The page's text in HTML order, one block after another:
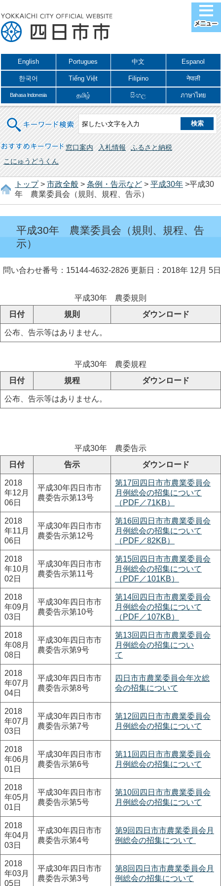
English Portugues 中文 Espanol
한국어 Tiếng Việt Filipino नेपाली
Bahasa Indonesia தமிழ் සිංහල ภาษาไทย
キーワード検索
おすすめキーワード 窓口案内 入札情報
ふるさと納税
こにゅうどうくん
トップ> 市政全般 > 条例・告示など > 平成30年 >平成30
年 農業委員会（規則、規程、告示）
平成30年 農業委員会（規則、規程、告
示）
問い合わせ番号：15144-4632-2826 更新日：2018年 12月 5日
平成30年 農委規則
日付
規則 ダウンロード
公布、告示等はありません。
平成30年 農委規程
日付
規程 ダウンロード
公布、告示等はありません。
平成30年 農委告示
日付
告示 ダウンロード
2018
年12月
06日
平成30年四日市市
農委告示第13号
第17回四日市市農業委員会
月例総会の招集について
（PDF／71KB）
2018
年11月
06日
平成30年四日市市
農委告示第12号
第16回四日市市農業委員会
月例総会の招集について
（PDF／82KB）
2018
年10月
02日
平成30年四日市市
農委告示第11号
第15回四日市市農業委員会
月例総会の招集について
（PDF／101KB）
2018
年09月
03日
平成30年四日市市
農委告示第10号
第14回四日市市農業委員会
月例総会の招集について
（PDF／107KB）
2018
年08月
08日
平成30年四日市市
農委告示第9号
第13回四日市市農業委員会
月例総会の招集につい
て
2018
年07月
04日
平成30年四日市市
農委告示第8号
四日市市農業委員会年次総
会の招集について
2018
年07月
03日
平成30年四日市市
農委告示第7号
第12回四日市市農業委員会
月例総会の招集について
2018
年06月
01日
平成30年四日市市
農委告示第6号
第11回四日市市農業委員会
月例総会の招集について
2018
年05月
01日
平成30年四日市市
農委告示第5号
第10回四日市市農業委員会
月例総会の招集について
2018
年04月
03日
平成30年四日市市
農委告示第4号
第9回四日市市農業委員会月
例総会の招集について
2018
年03月
05日
平成30年四日市市
農委告示第3号
第8回四日市市農業委員会月
例総会の招集について